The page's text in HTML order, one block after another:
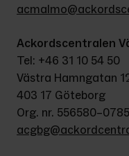
Ackordscentralen
Tel: +46 31 10 54 50
Västra Hamngatan
403 17 Göteborg
Org. nr. 556580–0785